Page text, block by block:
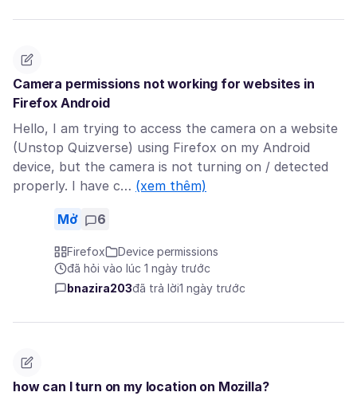
Camera permissions not working for websites in
Firefox Android
Hello, I am trying to access the camera on a website
(Unstop Quizverse) using Firefox on my Android
device, but the camera is not turning on / detected
properly. I have c… (xem thêm)
Mở 6
Firefox
Device permissions
đã hỏi vào lúc 1 ngày trước
bnazira203đã trả lời1 ngày trước
how can I turn on my location on Mozilla?